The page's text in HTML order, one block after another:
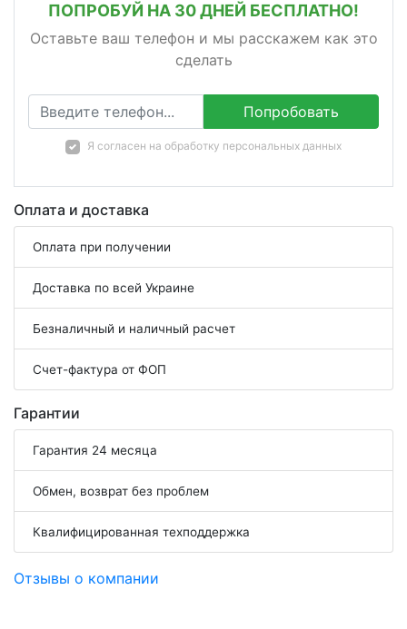
ПОПРОБУЙ НА 30 ДНЕЙ БЕСПЛАТНО!
Оставьте ваш телефон и мы расскажем как это
сделать
Попробовать
Я согласен на обработку персональных данных
Оплата и доставка
Оплата при получении
Доставка по всей Украине
Безналичный и наличный расчет
Счет-фактура от ФОП
Гарантии
Гарантия 24 месяца
Обмен, возврат без проблем
Квалифицированная техподдержка
Отзывы о компании